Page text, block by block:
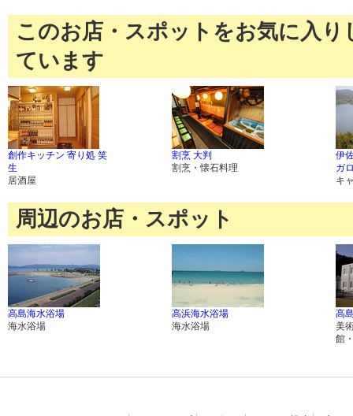
このお店・スポットをお気に入
ています
創作キッチン 寄り処 笑
生
居酒屋
割烹 大判
割烹・懐石料理
伊
ガ
キ
周辺のお店・スポット
高島海水浴場
海水浴場
高浜海水浴場
海水浴場
高
美
館